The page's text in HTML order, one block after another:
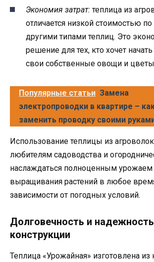
Экономия затрат: теплица из
отличается низкой стоимостью
другими типами теплиц. Это
решение для тех, кто хочет
свои собственные овощи и
Популярные статьи Замена
электропроводки в квартире –
заменить проводку своими
Использование теплицы из
любителям садоводства и
наслаждаться полноценным урожаем
выращивания растений в любое
зависимости от погодных условий.
Долговечность и надежность
конструкции
Теплица «Урожайная» изготовлена из